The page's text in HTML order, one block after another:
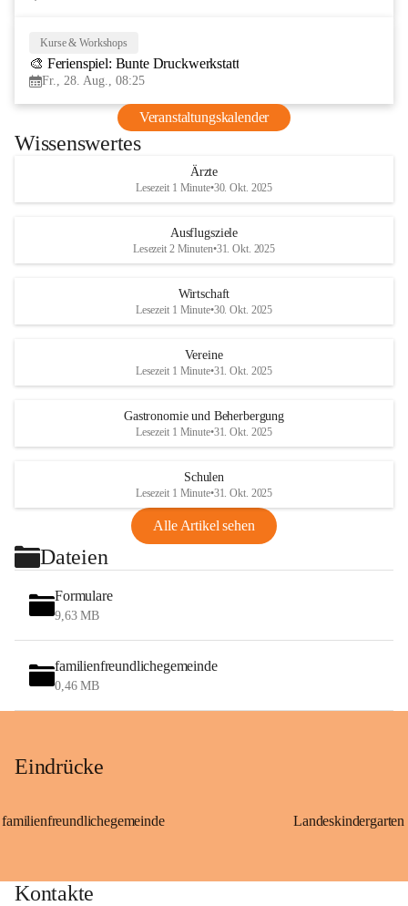
Kurse & Workshops
🎨 Ferienspiel: Bunte Druckwerkstatt
Fr., 28. Aug., 08:25
Veranstaltungskalender
Wissenswertes
Ärzte
Lesezeit 1 Minute•30. Okt. 2025
Ausflugsziele
Lesezeit 2 Minuten•31. Okt. 2025
Wirtschaft
Lesezeit 1 Minute•30. Okt. 2025
Vereine
Lesezeit 1 Minute•31. Okt. 2025
Gastronomie und Beherbergung
Lesezeit 1 Minute•31. Okt. 2025
Schulen
Lesezeit 1 Minute•31. Okt. 2025
Alle Artikel sehen
Dateien
Formulare
9,63 MB
familienfreundlichegemeinde
0,46 MB
Eindrücke
familienfreundlichegemeinde
Kontakte